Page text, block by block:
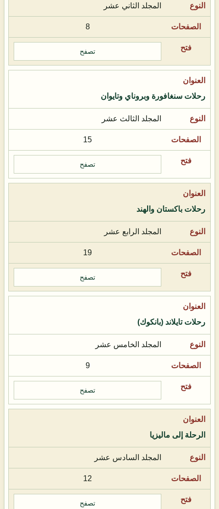
المجلد الثاني عشر
8
تصفح
رحلات سنغافورة وبروناي وتايوان
المجلد الثالث عشر
15
تصفح
رحلات باكستان والهند
المجلد الرابع عشر
19
تصفح
رحلات تايلاند (بانكوك)
المجلد الخامس عشر
9
تصفح
الرحلة إلى ماليزيا
المجلد السادس عشر
12
تصفح